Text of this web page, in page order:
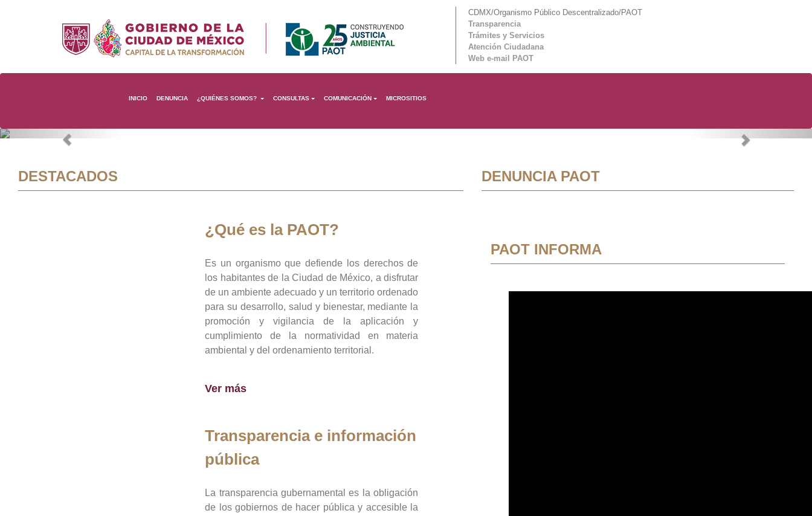
CDMX/Organismo Público Descentralizado/PAOT
Transparencia
Trámites y Servicios
Atención Ciudadana
Web e-mail PAOT
INICIO DENUNCIA ¿QUIÉNES SOMOS? CONSULTAS COMUNICACIÓN MICROSITIOS
Previous Next
DESTACADOS
¿Qué es la PAOT?
Es un organismo que defiende los derechos de
los habitantes de la Ciudad de México, a disfrutar
de un ambiente adecuado y un territorio ordenado
para su desarrollo, salud y bienestar, mediante la
promoción y vigilancia de la aplicación y
cumplimiento de la normatividad en materia
ambiental y del ordenamiento territorial.
Ver más
Transparencia e información
pública
La transparencia gubernamental es la obligación
de los gobiernos de hacer pública y accesible la
DENUNCIA PAOT
PAOT INFORMA